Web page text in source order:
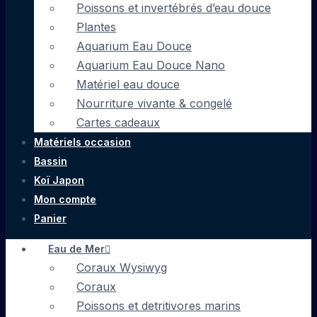
Poissons et invertébrés d’eau douce
Plantes
Aquarium Eau Douce
Aquarium Eau Douce Nano
Matériel eau douce
Nourriture vivante & congelé
Cartes cadeaux
Matériels occasion
Bassin
Koï Japon
Mon compte
Panier
Eau de Mer
Coraux Wysiwyg
Coraux
Poissons et detritivores marins